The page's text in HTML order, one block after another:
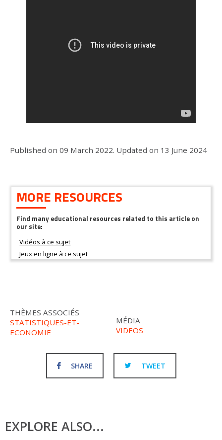
Published on 09 March 2022. Updated on 13 June 2024
MORE RESOURCES
Find many educational resources related to this article on
our site:
THÈMES ASSOCIÉS
STATISTIQUES-ET-
ECONOMIE
MÉDIA
VIDEOS
SHARE TWEET
EXPLORE ALSO...